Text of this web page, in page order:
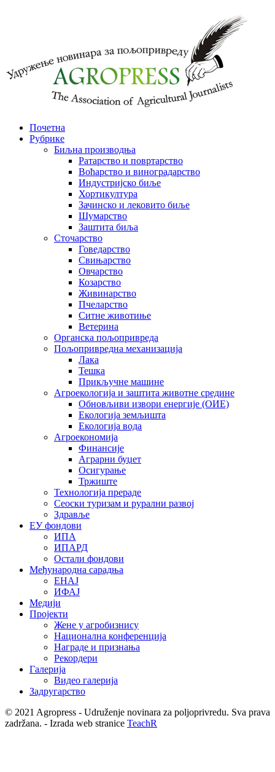
Почетна
Рубрике
Биљна производња
Ратарство и повртарство
Воћарство и виноградарство
Индустријско биље
Хортикултура
Зачинско и лековито биље
Шумарство
Заштита биља
Сточарство
Говедарство
Свињарство
Овчарство
Козарство
Живинарство
Пчеларство
Ситне животиње
Ветерина
Органска пољопривреда
Пољопривредна механизација
Лака
Тешка
Прикључне машине
Агроекологија и заштита животне средине
Обновљиви извори енергије (ОИЕ)
Екологија земљишта
Екологија вода
Агроекономија
Финансије
Аграрни буџет
Осигурање
Тржиште
Технологија прераде
Сеоски туризам и рурални развој
Здравље
ЕУ фондови
ИПА
ИПАРД
Остали фондови
Међународна сарадња
ЕНАЈ
ИФАЈ
Медији
Пројекти
Жене у агробизнису
Национална конференција
Награде и признања
Рекордери
Галерија
Видео галерија
Задругарство
© 2021 Agropress - Udruženje novinara za poljoprivredu. Sva prava
zadržana. - Izrada web stranice TeachR